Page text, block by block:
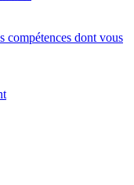
compétences dont vous